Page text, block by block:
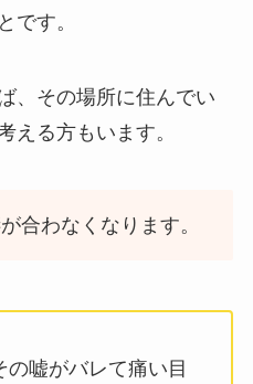
です。
、その場所に住んでい
る方もいます。
合わなくなります。
嘘がバレて痛い目